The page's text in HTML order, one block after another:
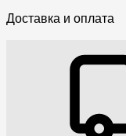
Доставка и оплата